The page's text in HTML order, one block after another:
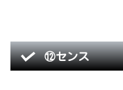
⑫センス